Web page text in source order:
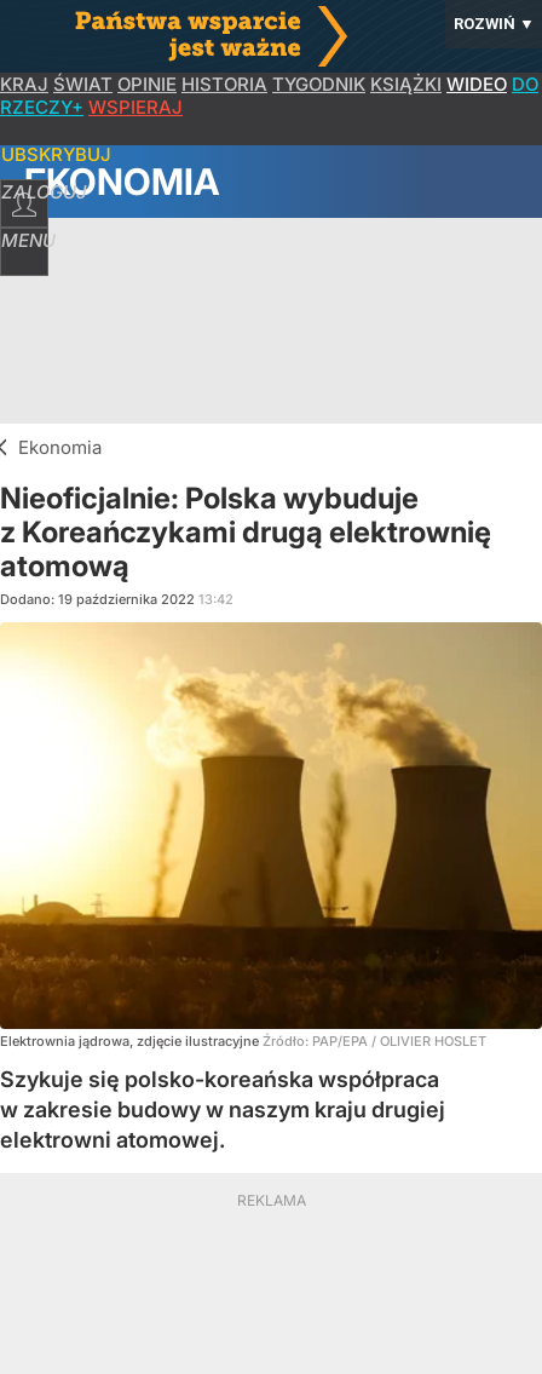
ROZWIŃ ▼
KRAJ ŚWIAT OPINIE HISTORIA TYGODNIK KSIĄŻKI WIDEO DO
RZECZY+ WSPIERAJ
ZALOGUJ
MENU
EKONOMIA
Ekonomia
Nieoficjalnie: Polska wybuduje
z Koreańczykami drugą elektrownię
atomową
Dodano: 19 października 2022 13:42
Elektrownia jądrowa, zdjęcie ilustracyjne Źródło: PAP/EPA / OLIVIER HOSLET
Szykuje się polsko-koreańska współpraca
w zakresie budowy w naszym kraju drugiej
elektrowni atomowej.